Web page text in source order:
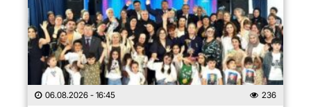
06.08.2026 - 16:45 236